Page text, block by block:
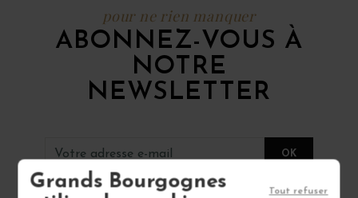
Grands Bourgognes
Tout refuser
pour ne rien manquer
ABONNEZ-VOUS À
NOTRE
NEWSLETTER